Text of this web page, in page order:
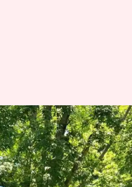
சுட்ட
தவறான
நேர்ந்த